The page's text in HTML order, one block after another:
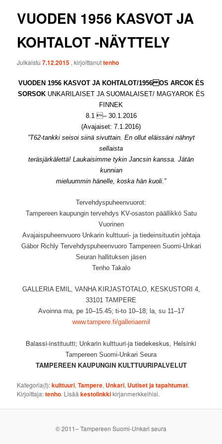
VUODEN 1956 KASVOT JA
KOHTALOT -NÄYTTELY
Julkaistu7.12.2015 , kirjoittanuttenho
VUODEN 1956 KASVOT JA KOHTALOT/1956 OS ARCOK ÉS
SORSOKUNKARILAISET JA SUOMALAISET/ MAGYAROK ÉS
FINNEK
8.1 – 30.1.2016
(Avajaiset: 7.1.2016)
”T62-tankki seisoi siinä sivuttain. En ollut eläissäni nähnyt
sellaista
teräsjärkälettä! Laukaisimme tykin Jancsin kanssa. Jätän
kunnian
mieluummin hänelle, koska hän kuoli.”
Tervehdyspuheenvuorot:
Tampereen kaupungin tervehdys KV-osaston päällikkö Satu
Vuorinen
Avajaispuheenvuoro Unkarin kulttuuri- ja tiedeinsituutin johtaja
Gábor Richly Tervehdyspuheenvuoro Tampereen Suomi-Unkari
Seuran hallituksen jäsen
Tenho Takalo
GALLERIA EMIL, VANHA KIRJASTOTALO, KESKUSTORI 4,
33101 TAMPERE
Avoinna ma, pe 10–15.45; ti-to 10–18; la, su 11–17
www.tampere.fi/galleriaemil
Balassi-instituutti; Unkarin kulttuuri-ja tiedekeskus, Helsinki
Tampereen Suomi-Unkari Seura
TAMPEREEN KAUPUNGIN KULTTUURIPALVELUT
Kategoria(t):kulttuuri,Tampere, Unkari, Uutiset ja tapahtumat.
Kirjoittaja:tenho. Lisääkestolinkkikirjanmerkkeihisi.
© 2011– Tampereen Suomi-Unkari seura